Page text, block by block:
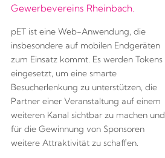
Gewerbevereins Rheinbach.
pET ist eine Web-Anwendung, die
insbesondere auf mobilen Endgeräten
zum Einsatz kommt. Es werden Tokens
eingesetzt, um eine smarte
Besucherlenkung zu unterstützen, die
Partner einer Veranstaltung auf einem
weiteren Kanal sichtbar zu machen und
für die Gewinnung von Sponsoren
weitere Attraktivität zu schaffen.